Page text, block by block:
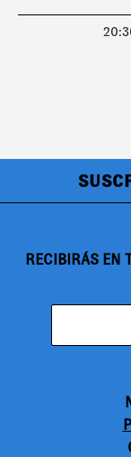
RECIBIRÁS EN